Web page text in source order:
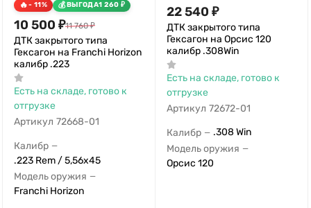
- 11% ВЫГОДА1 260 ₽
10 500 ₽11 760 ₽
ДТК закрытого типа
Гексагон на Franchi Horizon
калибр .223
Есть на складе, готово к
отгрузке
Артикул 72668-01
Калибр —
.223 Rem / 5,56x45
Модель оружия —
Franchi Horizon
22 540 ₽
ДТК закрытого типа
Гексагон на Орсис 120
калибр .308Win
Есть на складе, готово к
отгрузке
Артикул 72672-01
Калибр — .308 Win
Модель оружия —
Орсис 120